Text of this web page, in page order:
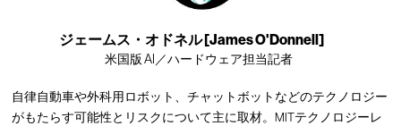
ジェームス・オドネル [James O'Donnell]
米国版 AI／ハードウェア担当記者
自律自動車や外科用ロボット、チャットボットなどのテクノロジー
がもたらす可能性とリスクについて主に取材。MITテクノロジーレ